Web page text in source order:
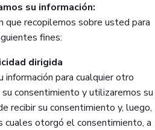
su información:
que recopilemos sobre usted para
fines:
dirigida
información para cualquier otro
consentimiento y utilizaremos su
recibir su consentimiento y, luego,
cuales otorgó el consentimiento, a